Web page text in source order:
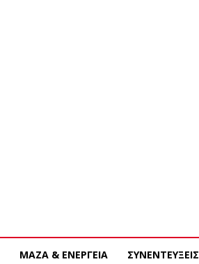
ΜΑΖΑ & ΕΝΕΡΓΕΙΑ ΣΥΝΕΝΤΕΥΞΕΙΣ